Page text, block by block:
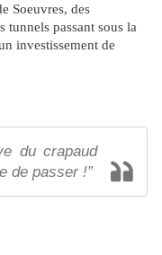
Soeuvres, des
tunnels passant sous la
investissement de
du crapaud
de passer !”